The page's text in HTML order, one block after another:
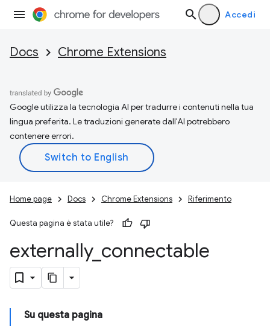
Accedi
Docs Chrome Extensions
Google utilizza la tecnologia AI per tradurre i contenuti nella tua
lingua preferita. Le traduzioni generate dall'AI potrebbero
contenere errori.
Home page Docs Chrome Extensions Riferimento
Questa pagina è stata utile?
externally_ connectable
Su questa pagina